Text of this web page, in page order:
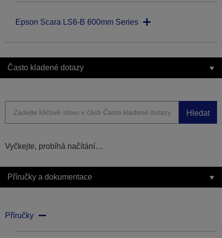
Epson Scara LS6-B 600mm Series
Často kladené dotazy
Hledat
Vyčkejte, probíhá načítání…
Příručky a dokumentace
Příručky